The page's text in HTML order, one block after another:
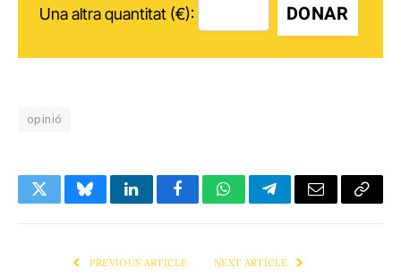
Una altra quantitat (€): DONAR
opinió
TwitterBlueskyLinkedInFacebookWhatsAppTelegramEmail Copy
PREVIOUS ARTICLE NEXT ARTICLE